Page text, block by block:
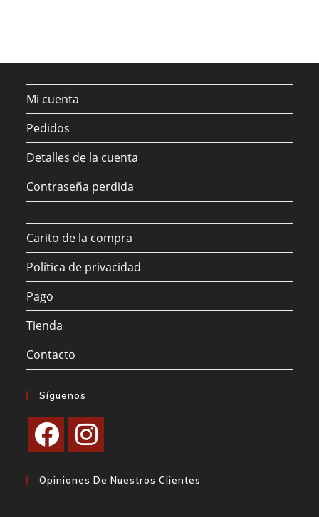
Mi cuenta
Pedidos
Detalles de la cuenta
Contraseña perdida
Carito de la compra
Política de privacidad
Pago
Tienda
Contacto
Síguenos
abre
abre
Opiniones De Nuestros Clientes